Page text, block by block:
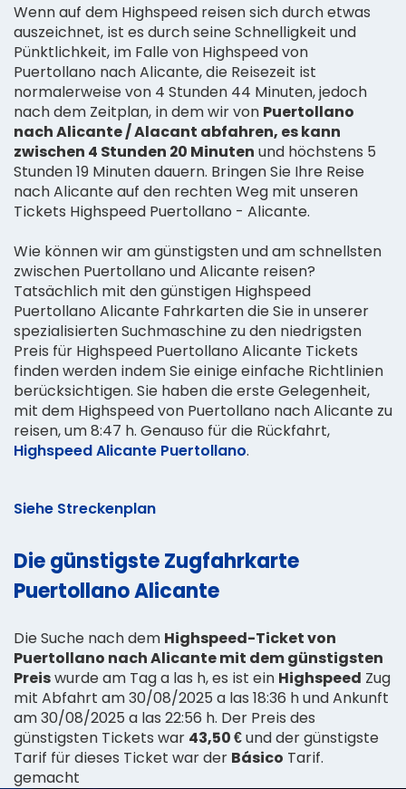
Wenn auf dem Highspeed reisen sich durch etwas
auszeichnet, ist es durch seine Schnelligkeit und
Pünktlichkeit, im Falle von Highspeed von
Puertollano nach Alicante, die Reisezeit ist
normalerweise von 4 Stunden 44 Minuten, jedoch
nach dem Zeitplan, in dem wir von Puertollano
nach Alicante / Alacant abfahren, es kann
zwischen 4 Stunden 20 Minuten und höchstens 5
Stunden 19 Minuten dauern. Bringen Sie Ihre Reise
nach Alicante auf den rechten Weg mit unseren
Tickets Highspeed Puertollano - Alicante.
Wie können wir am günstigsten und am schnellsten
zwischen Puertollano und Alicante reisen?
Tatsächlich mit den günstigen Highspeed
Puertollano Alicante Fahrkarten die Sie in unserer
spezialisierten Suchmaschine zu den niedrigsten
Preis für Highspeed Puertollano Alicante Tickets
finden werden indem Sie einige einfache Richtlinien
berücksichtigen. Sie haben die erste Gelegenheit,
mit dem Highspeed von Puertollano nach Alicante zu
reisen, um 8:47 h. Genauso für die Rückfahrt,
Highspeed Alicante Puertollano.
Siehe Streckenplan
Die günstigste Zugfahrkarte
Puertollano Alicante
Die Suche nach dem Highspeed-Ticket von
Puertollano nach Alicante mit dem günstigsten
Preiswurde am Tag a las h, es ist ein Highspeed Zug
mit Abfahrt am 30/08/2025 a las 18:36 h und Ankunft
am 30/08/2025 a las 22:56 h. Der Preis des
günstigsten Tickets war 43,50 €und der günstigste
Tarif für dieses Ticket war der Básico Tarif.
gemacht